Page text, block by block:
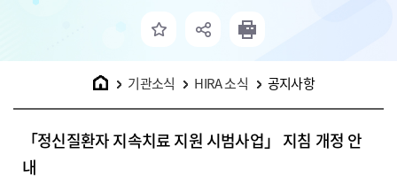
홈 기관소식 HIRA 소식 공지사항
「정신질환자 지속치료 지원 시범사업」 지침 개정 안
내